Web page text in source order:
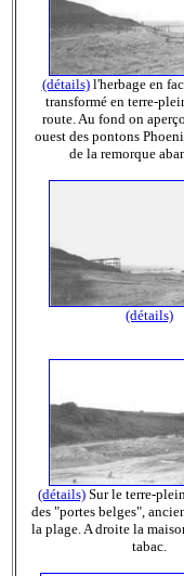
(détails)l'herbage en
transformé en terre-
route. Au fond on
ouest des pontons
de la remorque
(détails)
(détails) Sur le terre-
des "portes belges",
la plage. A droite la
tabac.